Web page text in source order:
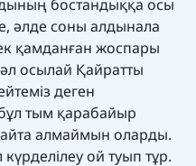
бостандыққа осы
әлде соны алдынала
қамданған жоспары
осылай Қайратты
деген
тым қарабайыр
алмаймын оларды.
ой туып тұр.